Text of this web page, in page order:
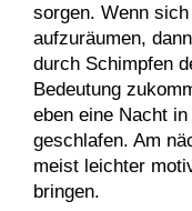
sorgen. Wenn
aufzuräumen,
durch Schimpfen
Bedeutung
eben eine Nacht
geschlafen. Am
meist leichter
bringen.